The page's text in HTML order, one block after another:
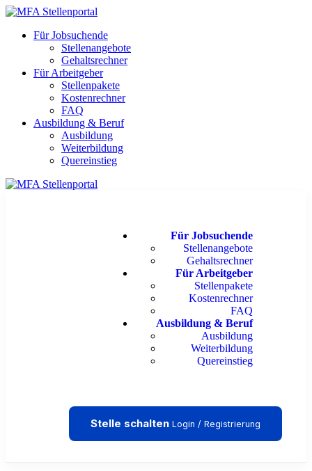
Für Jobsuchende
Stellenangebote
Gehaltsrechner
Für Arbeitgeber
Stellenpakete
Kostenrechner
FAQ
Ausbildung & Beruf
Ausbildung
Weiterbildung
Quereinstieg
Für Jobsuchende
Stellenangebote
Gehaltsrechner
Für Arbeitgeber
Stellenpakete
Kostenrechner
FAQ
Ausbildung & Beruf
Ausbildung
Weiterbildung
Quereinstieg
Stelle schalten Login / Registrierung